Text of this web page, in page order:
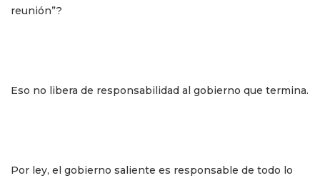
reunión”?
Eso no libera de responsabilidad al gobierno que termina.
Por ley, el gobierno saliente es responsable de todo lo